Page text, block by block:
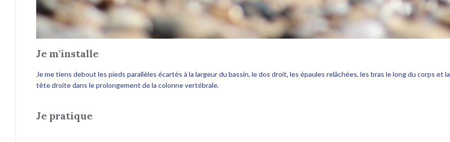
Je m'installe
Je me tiens debout les pieds parallèles écartés à la largeur du bassin, le dos droit, les épaules relâchées, les bras le long du corps et la
tête droite dans le prolongement de la colonne vertébrale.
Je pratique